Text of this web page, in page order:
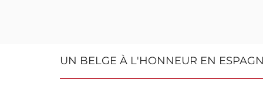
UN BELGE À L'HONNEUR EN